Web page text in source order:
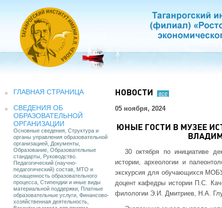
ГЛАВНАЯ СТРАНИЦА
СВЕДЕНИЯ ОБ
ОБРАЗОВАТЕЛЬНОЙ
ОРГАНИЗАЦИИ
Основные сведения, Структура и
органы управления образовательной
организацией, Документы,
Образование, Образовательные
стандарты, Руководство.
Педагогический (научно-
педагогический) состав, МТО и
оснащенность образовательного
процесса, Стипендии и иные виды
материальной поддержки, Платные
образовательные услуги, Финансово-
хозяйственная деятельность,
НОВОСТИ все
05 ноября, 2024
ЮНЫЕ ГОСТИ В МУЗЕЕ
30 октября по инициативе
истории, археологии и
экскурсия для обучающихся
доцент кафедры истории П.С.
филологии Э.И. Дмитриев, Н.А.